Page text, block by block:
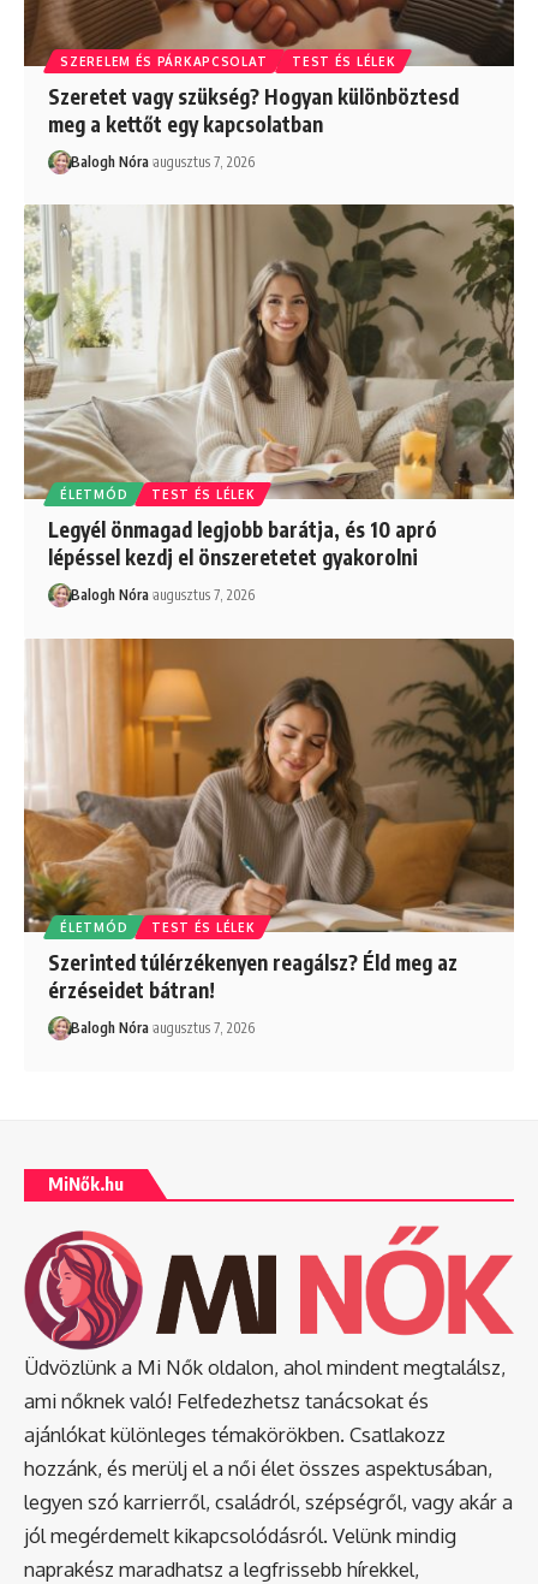
SZERELEM ÉS PÁRKAPCSOLAT TEST ÉS LÉLEK
Szeretet vagy szükség? Hogyan különböztesd
meg a kettőt egy kapcsolatban
Balogh Nóra augusztus 7, 2026
ÉLETMÓD TEST ÉS LÉLEK
Legyél önmagad legjobb barátja, és 10 apró
lépéssel kezdj el önszeretetet gyakorolni
Balogh Nóra augusztus 7, 2026
ÉLETMÓD TEST ÉS LÉLEK
Szerinted túlérzékenyen reagálsz? Éld meg az
érzéseidet bátran!
Balogh Nóra augusztus 7, 2026
MiNők.hu
Üdvözlünk a Mi Nők oldalon, ahol mindent megtalálsz,
ami nőknek való! Felfedezhetsz tanácsokat és
ajánlókat különleges témakörökben. Csatlakozz
hozzánk, és merülj el a női élet összes aspektusában,
legyen szó karrierről, családról, szépségről, vagy akár a
jól megérdemelt kikapcsolódásról. Velünk mindig
naprakész maradhatsz a legfrissebb hírekkel,